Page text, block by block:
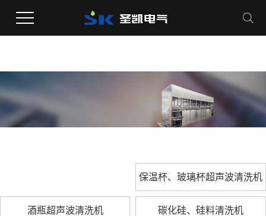
保温杯、玻璃杯超声波清洗机
酒瓶超声波清洗机 碳化硅、硅料清洗机